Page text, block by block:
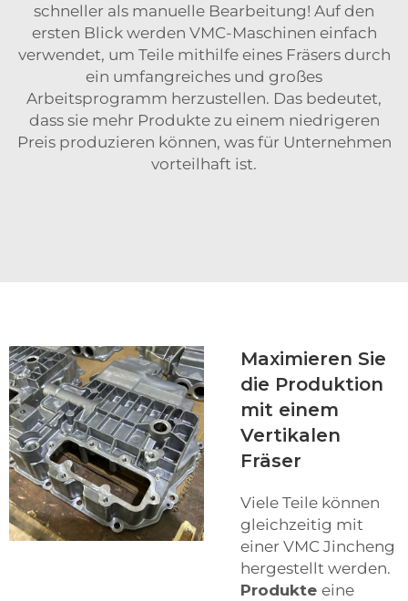
schneller als manuelle Bearbeitung! Auf den
ersten Blick werden VMC-Maschinen einfach
verwendet, um Teile mithilfe eines Fräsers durch
ein umfangreiches und großes
Arbeitsprogramm herzustellen. Das bedeutet,
dass sie mehr Produkte zu einem niedrigeren
Preis produzieren können, was für Unternehmen
vorteilhaft ist.
Maximieren Sie
die Produktion
mit einem
Vertikalen
Fräser
Viele Teile können
gleichzeitig mit
einer VMC Jincheng
hergestellt werden.
Produkte eine